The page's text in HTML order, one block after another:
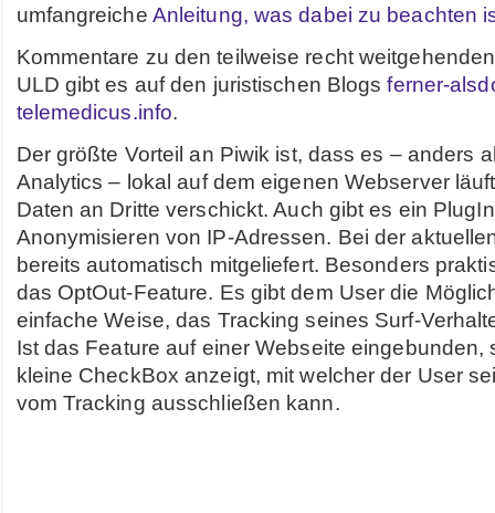
umfangreiche Anleitung, was dabei zu beachten
Kommentare zu den teilweise recht
ULD gibt es auf den juristischen Blogsferner-
telemedicus.info.
Der größte Vorteil an Piwik ist, dass es – anders
Analytics – lokal auf dem eigenen Webserver
Daten an Dritte verschickt. Auch gibt es ein
Anonymisieren von IP-Adressen. Bei der
bereits automatisch mitgeliefert. Besonders
das OptOut-Feature. Es gibt dem User die
einfache Weise, das Tracking seines Surf-
Ist das Feature auf einer Webseite eingebunden,
kleine CheckBox anzeigt, mit welcher der User
vom Tracking ausschließen kann.